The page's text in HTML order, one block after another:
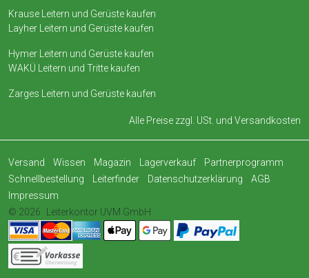
Krause Leitern und Gerüste kaufen
Layher Leitern und Gerüste kaufen
Hymer Leitern und Gerüste kaufen
WAKÜ Leitern und Tritte kaufen
Zarges Leitern und Gerüste kaufen
Alle Preise zzgl. USt. und Versandkosten
Versand Wissen Magazin Lagerverkauf
Partnerprogramm
Schnellbestellung
Leiterfinder Datenschutzerklärung
AGB
Impressum
© 2026
Leiterkontor UVM GmbH